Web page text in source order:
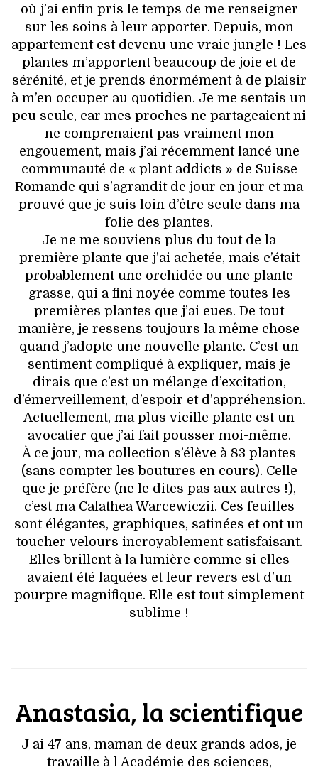
où j’ai enfin pris le temps de me renseigner
sur les soins à leur apporter. Depuis, mon
appartement est devenu une vraie jungle ! Les
plantes m’apportent beaucoup de joie et de
sérénité, et je prends énormément à de plaisir
à m’en occuper au quotidien. Je me sentais un
peu seule, car mes proches ne partageaient ni
ne comprenaient pas vraiment mon
engouement, mais j’ai récemment lancé une
communauté de « plant addicts » de Suisse
Romande qui s'agrandit de jour en jour et ma
prouvé que je suis loin d’être seule dans ma
folie des plantes.
Je ne me souviens plus du tout de la
première plante que j’ai achetée, mais c’était
probablement une orchidée ou une plante
grasse, qui a fini noyée comme toutes les
premières plantes que j’ai eues. De tout
manière, je ressens toujours la même chose
quand j’adopte une nouvelle plante. C’est un
sentiment compliqué à expliquer, mais je
dirais que c’est un mélange d’excitation,
d’émerveillement, d’espoir et d’appréhension.
Actuellement, ma plus vieille plante est un
avocatier que j’ai fait pousser moi-même.
À ce jour, ma collection s’élève à 83 plantes
(sans compter les boutures en cours). Celle
que je préfère (ne le dites pas aux autres !),
c’est ma Calathea Warcewiczii. Ces feuilles
sont élégantes, graphiques, satinées et ont un
toucher velours incroyablement satisfaisant.
Elles brillent à la lumière comme si elles
avaient été laquées et leur revers est d’un
pourpre magnifique. Elle est tout simplement
sublime !
Anastasia, la scientifique
J ai 47 ans, maman de deux grands ados, je
travaille à l Académie des sciences,